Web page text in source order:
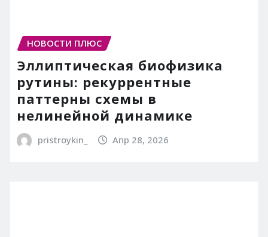
НОВОСТИ ПЛЮС
Эллиптическая биофизика
рутины: рекуррентные
паттерны схемы в
нелинейной динамике
pristroykin_ Апр 28, 2026